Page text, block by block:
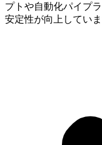
プトや自動化パイプ
安定性が向上していま